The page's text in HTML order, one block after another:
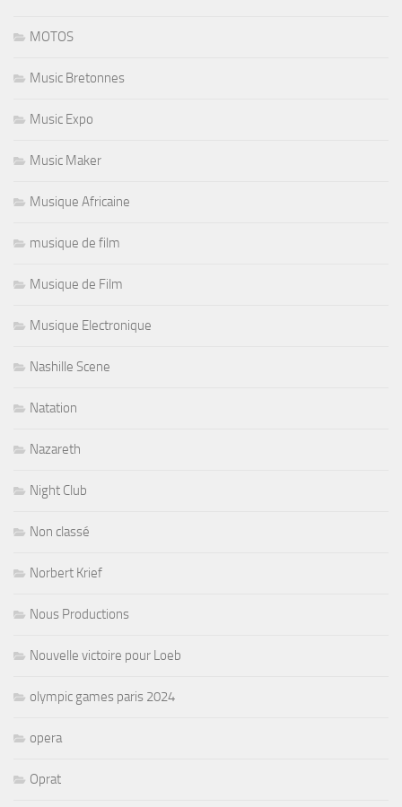
MOTOS
Music Bretonnes
Music Expo
Music Maker
Musique Africaine
musique de film
Musique de Film
Musique Electronique
Nashille Scene
Natation
Nazareth
Night Club
Non classé
Norbert Krief
Nous Productions
Nouvelle victoire pour Loeb
olympic games paris 2024
opera
Oprat